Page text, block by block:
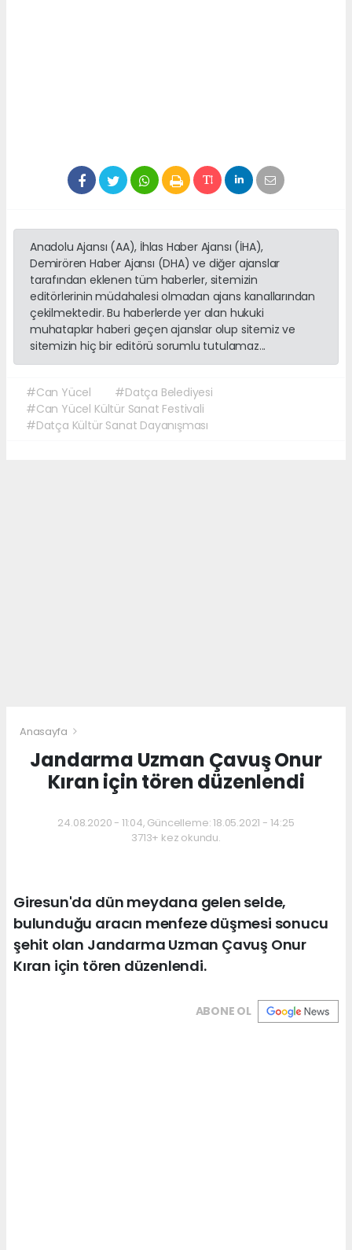
Anadolu Ajansı (AA), İhlas Haber Ajansı (İHA),
Demirören Haber Ajansı (DHA) ve diğer ajanslar
tarafından eklenen tüm haberler, sitemizin
editörlerinin müdahalesi olmadan ajans kanallarından
çekilmektedir. Bu haberlerde yer alan hukuki
muhataplar haberi geçen ajanslar olup sitemiz ve
sitemizin hiç bir editörü sorumlu tutulamaz...
#Can Yücel
#Datça Belediyesi
#Can Yücel Kültür Sanat Festivali
#Datça Kültür Sanat Dayanışması
Anasayfa
Jandarma Uzman Çavuş Onur
Kıran için tören düzenlendi
24.08.2020 - 11:04, Güncelleme: 18.05.2021 - 14:25
3713+ kez okundu.
Giresun'da dün meydana gelen selde,
bulunduğu aracın menfeze düşmesi sonucu
şehit olan Jandarma Uzman Çavuş Onur
Kıran için tören düzenlendi.
ABONE OL